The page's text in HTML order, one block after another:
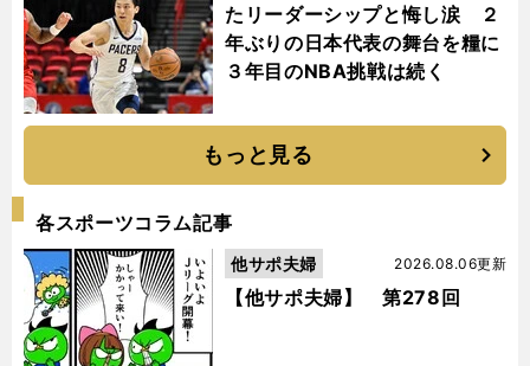
たリーダーシップと悔し涙 ２
年ぶりの日本代表の舞台を糧に
３年目のNBA挑戦は続く
もっと見る
各スポーツコラム記事
【他サポ夫婦】 第278回
2026.08.06更新
他サポ夫婦